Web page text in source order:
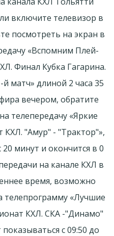
включите телевизор в
посмотреть на экран в
«Вспомним Плей-
Финал Кубка Гагарина.
матч» длиной 2 часа 35
вечером, обратите
телепередачу «Яркие
"Амур" - "Трактор"»,
20 минут и окончится в 0
на канале КХЛ в
время, возможно
телепрограмму «Лучшие
КХЛ. СКА -"Динамо"
с 09:50 до